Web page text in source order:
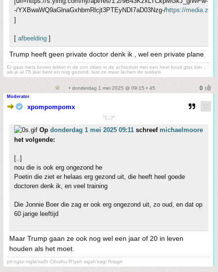
-/YXBwaWQ9aGlnaGxhbmRlcjt3PTEyNDI7aD03Nzg-/https://
]
[ afbeelding ]
Trump heeft geen private doctor denk ik , wel een private plane
Er gaat niets boven lekker in de zon zitten in de achtertuin met een heel koud glas bier ,
als je al 75 jaar bent en nog gezond, laat ze maar lachen de sukkels
• donderdag 1 mei 2025 @ 09:15 • 45
Moderator
xpompompomx
^(;,;)^
Op donderdag 1 mei 2025 09:11 schreef michaelmoore
het volgende:
[..]
nou die is ook erg ongezond he
Poetin die ziet er helaas erg gezond uit, die heeft heel goede
doctoren denk ik, en veel training
Die Jonnie Boer die zag er ook erg ongezond uit, zo oud, en dat op
60 jarige leeftijd
Maar Trump gaan ze ook nog wel een jaar of 20 in leven
houden als het moet.
ph'nglui mglw'nafh Cthulhu R'lyeh wgah'nagl fhtagn